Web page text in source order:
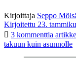
Kirjoittaja Seppo
Kirjoitettu 23.
3 kommenttia
takuun kuin asunnolle